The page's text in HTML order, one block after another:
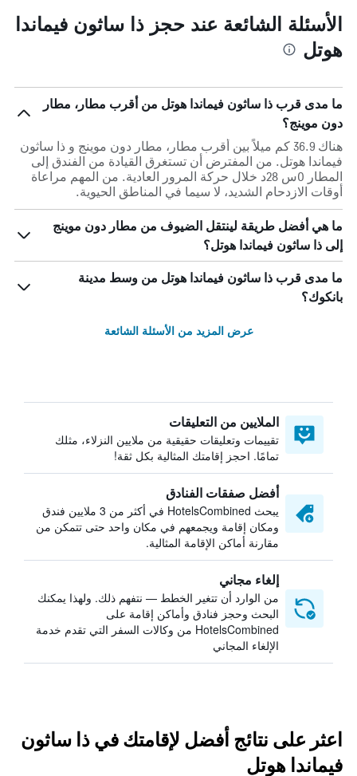
الأسئلة الشائعة عند حجز ذا ساثون فيماندا
هوتل
ما مدى قرب ذا ساثون فيماندا هوتل من أقرب مطار، مطار
دون موينج؟
هناك 36.9 كم ميلاً بين أقرب مطار، مطار دون موينج و ذا ساثون
فيماندا هوتل. من المفترض أن تستغرق القيادة من الفندق إلى
المطار 0س 28د خلال حركة المرور العادية. من المهم مراعاة
أوقات الازدحام الشديد، لا سيما في المناطق الحيوية.
ما هي أفضل طريقة لينتقل الضيوف من مطار دون موينج
إلى ذا ساثون فيماندا هوتل؟
ما مدى قرب ذا ساثون فيماندا هوتل من وسط مدينة
بانكوك؟
عرض المزيد من الأسئلة الشائعة
الملايين من التعليقات
تقييمات وتعليقات حقيقية من ملايين النزلاء، مثلك
تمامًا. احجز إقامتك المثالية بكل ثقة!
أفضل صفقات الفنادق
يبحث HotelsCombined في أكثر من 3 ملايين فندق
ومكان إقامة ويجمعهم في مكان واحد حتى تتمكن من
مقارنة أماكن الإقامة المثالية.
إلغاء مجاني
من الوارد أن تتغير الخطط — نتفهم ذلك. ولهذا يمكنك
البحث وحجز فنادق وأماكن إقامة على
HotelsCombined من وكالات السفر التي تقدم خدمة
الإلغاء المجاني
اعثر على نتائج أفضل لإقامتك في ذا ساثون
فيماندا هوتل